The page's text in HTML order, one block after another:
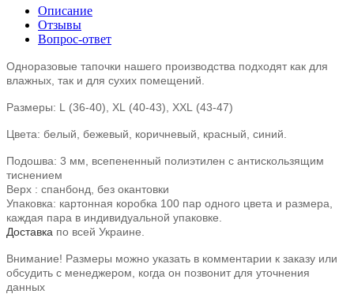
Описание
Отзывы
Вопрос-ответ
Одноразовые тапочки нашего производства подходят как для
влажных, так и для сухих помещений.
Размеры: L (36-40), XL (40-43), XXL (43-47)
Цвета: белый, бежевый, коричневый, красный, синий.
Подошва: 3 мм, всепененный полиэтилен с антискользящим
тиснением
Верх : спанбонд, без окантовки
Упаковка: картонная коробка 100 пар одного цвета и размера,
каждая пара в индивидуальной упаковке.
Доставка по всей Украине.
Внимание! Размеры можно указать в комментарии к заказу или
обсудить с менеджером, когда он позвонит для уточнения
данных